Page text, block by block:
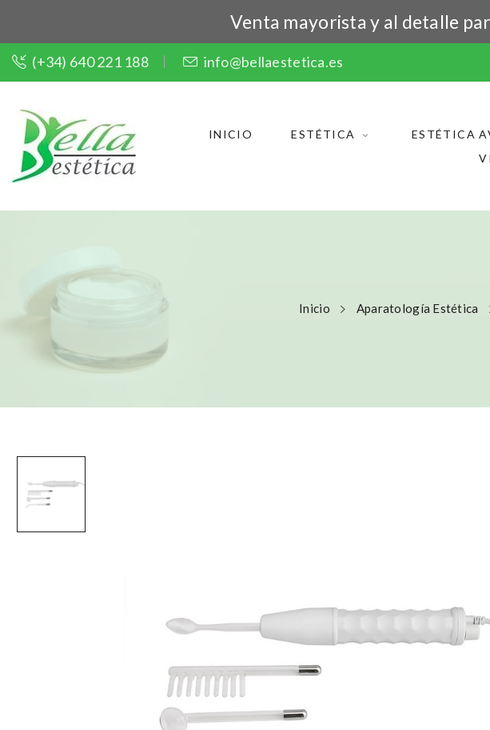
Venta mayorista y al detalle
(+34) 640 221 188 info@bellaestetica.es
INICIO ESTÉTICA ESTÉTICA
Inicio Aparatología Estética